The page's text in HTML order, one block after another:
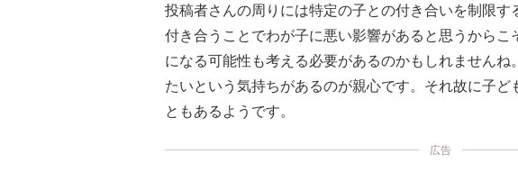
投稿者さんの周りには特定の子との付き合いを制限す
付き合うことでわが子に悪い影響があると思うからこ
になる可能性も考える必要があるのかもしれませんね
たいという気持ちがあるのが親心です。それ故に子ど
ともあるようです。
広告